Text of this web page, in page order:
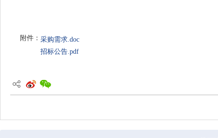
附件： 采购需求.doc
招标公告.pdf